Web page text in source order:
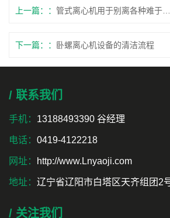
上一篇：
下一篇： 卧螺离心机设备的清洁流程
/ 联系我们
手机： 13188493390 谷经理
电话： 0419-4122218
网址： http://www.Lnyaoji.com
地址： 辽宁省辽阳市白塔区天齐组团2
/ 关注我们